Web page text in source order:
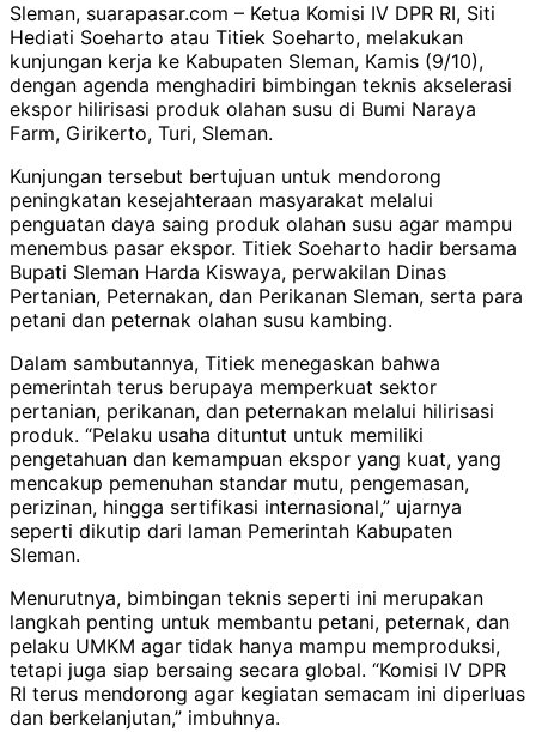
Sleman, suarapasar.com – Ketua Komisi IV DPR RI, Siti
Hediati Soeharto atau Titiek Soeharto, melakukan
kunjungan kerja ke Kabupaten Sleman, Kamis (9/10),
dengan agenda menghadiri bimbingan teknis akselerasi
ekspor hilirisasi produk olahan susu di Bumi Naraya
Farm, Girikerto, Turi, Sleman.
Kunjungan tersebut bertujuan untuk mendorong
peningkatan kesejahteraan masyarakat melalui
penguatan daya saing produk olahan susu agar mampu
menembus pasar ekspor. Titiek Soeharto hadir bersama
Bupati Sleman Harda Kiswaya, perwakilan Dinas
Pertanian, Peternakan, dan Perikanan Sleman, serta para
petani dan peternak olahan susu kambing.
Dalam sambutannya, Titiek menegaskan bahwa
pemerintah terus berupaya memperkuat sektor
pertanian, perikanan, dan peternakan melalui hilirisasi
produk. “Pelaku usaha dituntut untuk memiliki
pengetahuan dan kemampuan ekspor yang kuat, yang
mencakup pemenuhan standar mutu, pengemasan,
perizinan, hingga sertifikasi internasional,” ujarnya
seperti dikutip dari laman Pemerintah Kabupaten
Sleman.
Menurutnya, bimbingan teknis seperti ini merupakan
langkah penting untuk membantu petani, peternak, dan
pelaku UMKM agar tidak hanya mampu memproduksi,
tetapi juga siap bersaing secara global. “Komisi IV DPR
RI terus mendorong agar kegiatan semacam ini diperluas
dan berkelanjutan,” imbuhnya.